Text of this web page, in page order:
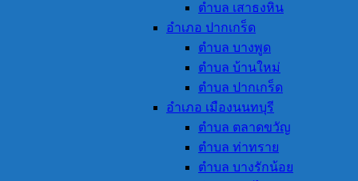
ตำบล เสาธงหิน
อำเภอ ปากเกร็ด
ตำบล บางพูด
ตำบล บ้านใหม่
ตำบล ปากเกร็ด
อำเภอ เมืองนนทบุรี
ตำบล ตลาดขวัญ
ตำบล ท่าทราย
ตำบล บางรักน้อย